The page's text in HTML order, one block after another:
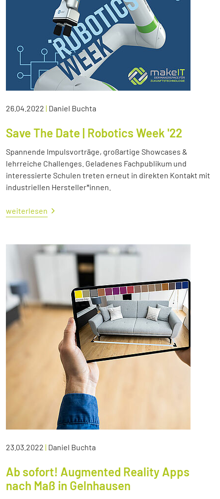
26.04.2022 | Daniel Buchta
Save The Date | Robotics Week '22
Spannende Impulsvorträge, großartige Showcases &
lehrreiche Challenges. Geladenes Fachpublikum und
interessierte Schulen treten erneut in direkten Kontakt mit
industriellen Hersteller*innen.
weiterlesen
23.03.2022 | Daniel Buchta
Ab sofort! Augmented Reality Apps
nach Maß in Gelnhausen